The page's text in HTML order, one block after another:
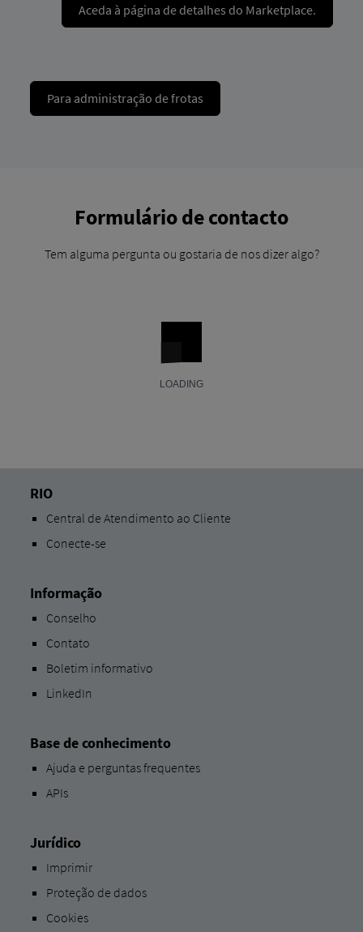
Aceda à página de detalhes do Marketplace.
Para administração de frotas
Formulário de contacto
Tem alguma pergunta ou gostaria de nos dizer algo?
RIO
Central de Atendimento ao Cliente
Conecte-se
Informação
Conselho
Contato
Boletim informativo
LinkedIn
Base de conhecimento
Ajuda e perguntas frequentes
APIs
Jurídico
Imprimir
Proteção de dados
Cookies